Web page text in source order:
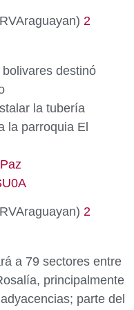
2
destinó
la tubería
la parroquia El
2
a 79 sectores entre
principalmente
parte del